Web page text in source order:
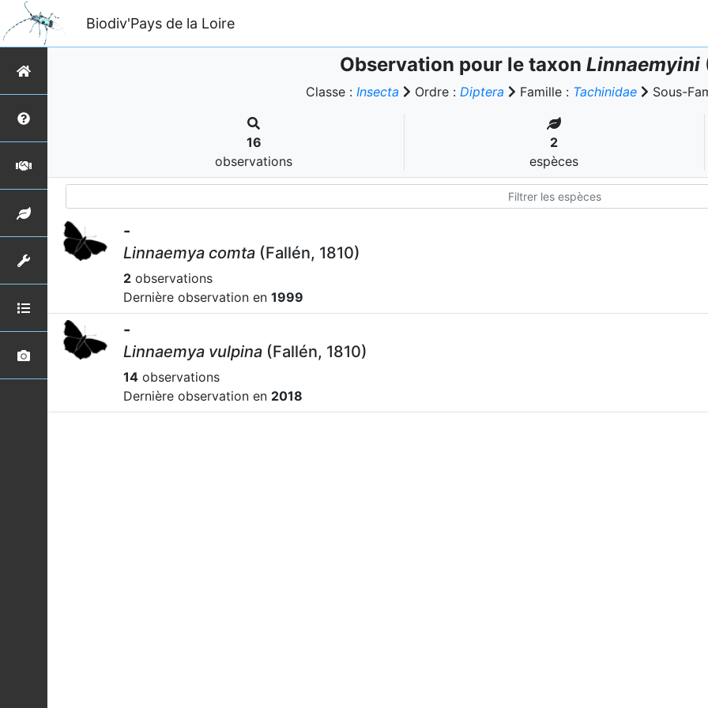
Biodiv'Pays de la Loire
Observation pour le taxon Linnaemyini
Classe : Insecta Ordre : Diptera Famille : Tachinidae Sous-
16
observations
2
espèces
-
Linnaemya comta (Fallén, 1810)
2 observations
Dernière observation en 1999
-
Linnaemya vulpina (Fallén, 1810)
14 observations
Dernière observation en 2018